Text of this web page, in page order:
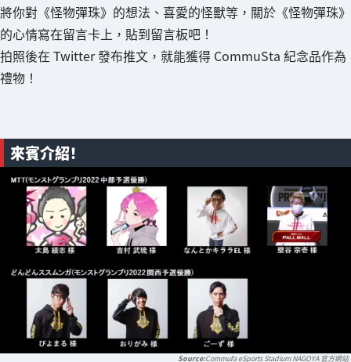
將你對《怪物彈珠》的想法、喜愛的怪獸等，關於《怪物彈珠》
的心情寫在留言卡上，貼到留言板吧！
拍照後在 Twitter 發布推文，就能獲得 CommuSta 紀念品作為
禮物！
來賓介紹！
Commufa eSports Stadium NAGOYA 官方網站